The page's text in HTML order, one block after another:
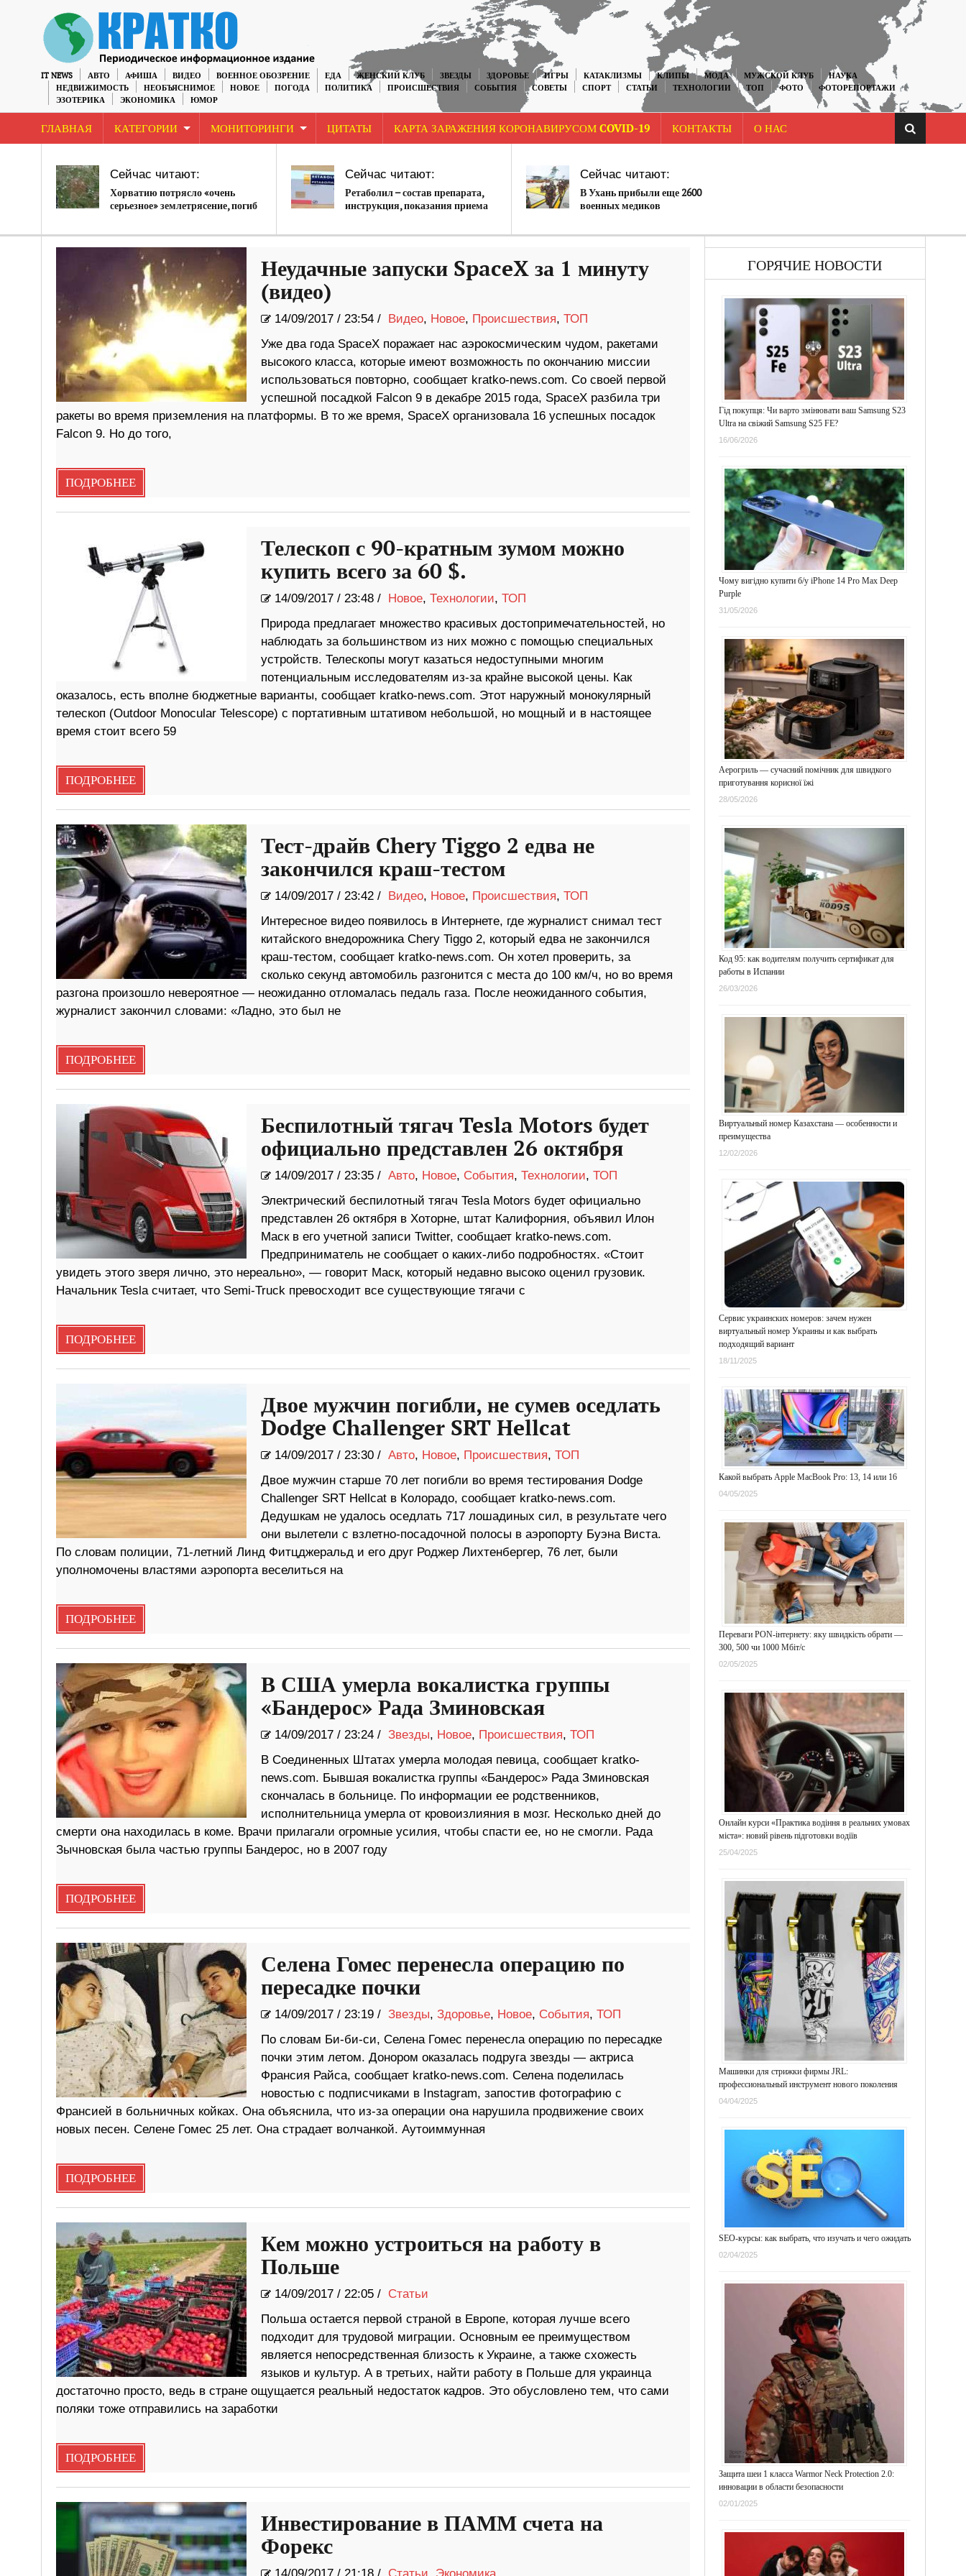
IT NEWS АВТО АФИША ВИДЕО ВОЕННОЕ ОБОЗРЕНИЕ ЕДА ЖЕНСКИЙ КЛУБ ЗВЕЗДЫ ЗДОРОВЬЕ ИГРЫ КАТАКЛИЗМЫ КЛИПЫ МОДА МУЖСКОЙ КЛУБ
НАУКА
НЕДВИЖИМОСТЬ
НЕОБЪЯСНИМОЕ НОВОЕ ПОГОДА ПОЛИТИКА ПРОИСШЕСТВИЯ СОБЫТИЯ СОВЕТЫ СПОРТ СТАТЬИ ТЕХНОЛОГИИ ТОП ФОТО
ФОТОРЕПОРТАЖИ
ЭЗОТЕРИКА
ЭКОНОМИКА ЮМОР
ГЛАВНАЯ КАТЕГОРИИ МОНИТОРИНГИ ЦИТАТЫ КАРТА ЗАРАЖЕНИЯ КОРОНАВИРУСОМ COVID-19 КОНТАКТЫ О НАС
Сейчас читают:
Хорватию потрясло «очень
серьезное» землетрясение, погиб
Сейчас читают:
Ретаболил – состав препарата,
инструкция, показания приема
Сейчас читают:
В Ухань прибыли еще 2600
военных медиков
Неудачные запуски SpaceX за 1 минуту
(видео)
14/09/2017/ 23:54 / Видео, Новое, Происшествия, ТОП
Уже два года SpaceX поражает нас аэрокосмическим чудом, ракетами
высокого класса, которые имеют возможность по окончанию миссии
использоваться повторно, сообщает kratko-news.com. Со своей первой
успешной посадкой Falcon 9 в декабре 2015 года, SpaceX разбила три
ракеты во время приземления на платформы. В то же время, SpaceX организовала 16 успешных посадок
Falcon 9. Но до того,
ПОДРОБНЕЕ
Телескоп с 90-кратным зумом можно
купить всего за 60 $.
14/09/2017/ 23:48 / Новое, Технологии, ТОП
Природа предлагает множество красивых достопримечательностей, но
наблюдать за большинством из них можно с помощью специальных
устройств. Телескопы могут казаться недоступными многим
потенциальным исследователям из-за крайне высокой цены. Как
оказалось, есть вполне бюджетные варианты, сообщает kratko-news.com. Этот наружный монокулярный
телескоп (Outdoor Monocular Telescope) с портативным штативом небольшой, но мощный и в настоящее
время стоит всего 59
ПОДРОБНЕЕ
Тест-драйв Chery Tiggo 2 едва не
закончился краш-тестом
14/09/2017/ 23:42 / Видео, Новое, Происшествия, ТОП
Интересное видео появилось в Интернете, где журналист снимал тест
китайского внедорожника Chery Tiggo 2, который едва не закончился
краш-тестом, сообщает kratko-news.com. Он хотел проверить, за
сколько секунд автомобиль разгонится с места до 100 км/ч, но во время
разгона произошло невероятное — неожиданно отломалась педаль газа. После неожиданного события,
журналист закончил словами: «Ладно, это был не
ПОДРОБНЕЕ
Беспилотный тягач Tesla Motors будет
официально представлен 26 октября
14/09/2017/ 23:35 / Авто, Новое, События, Технологии, ТОП
Электрический беспилотный тягач Tesla Motors будет официально
представлен 26 октября в Хоторне, штат Калифорния, объявил Илон
Маск в его учетной записи Twitter, сообщает kratko-news.com.
Предприниматель не сообщает о каких-либо подробностях. «Стоит
увидеть этого зверя лично, это нереально», — говорит Маск, который недавно высоко оценил грузовик.
Начальник Tesla считает, что Semi-Truck превосходит все существующие тягачи с
ПОДРОБНЕЕ
Двое мужчин погибли, не сумев оседлать
Dodge Challenger SRT Hellcat
14/09/2017/ 23:30 / Авто, Новое, Происшествия, ТОП
Двое мужчин старше 70 лет погибли во время тестирования Dodge
Challenger SRT Hellcat в Колорадо, сообщает kratko-news.com.
Дедушкам не удалось оседлать 717 лошадиных сил, в результате чего
они вылетели с взлетно-посадочной полосы в аэропорту Буэна Виста.
По словам полиции, 71-летний Линд Фитцджеральд и его друг Роджер Лихтенбергер, 76 лет, были
уполномочены властями аэропорта веселиться на
ПОДРОБНЕЕ
В США умерла вокалистка группы
«Бандерос» Рада Зминовская
14/09/2017/ 23:24 / Звезды, Новое, Происшествия, ТОП
В Соединенных Штатах умерла молодая певица, сообщает kratko-
news.com. Бывшая вокалистка группы «Бандерос» Рада Зминовская
скончалась в больнице. По информации ее родственников,
исполнительница умерла от кровоизлияния в мозг. Несколько дней до
смерти она находилась в коме. Врачи прилагали огромные усилия, чтобы спасти ее, но не смогли. Рада
Зычновская была частью группы Бандерос, но в 2007 году
ПОДРОБНЕЕ
Селена Гомес перенесла операцию по
пересадке почки
14/09/2017/ 23:19 / Звезды, Здоровье, Новое, События, ТОП
По словам Би-би-си, Селена Гомес перенесла операцию по пересадке
почки этим летом. Донором оказалась подруга звезды — актриса
Франсия Райса, сообщает kratko-news.com. Селена поделилась
новостью с подписчиками в Instagram, запостив фотографию с
Франсией в больничных койках. Она объяснила, что из-за операции она нарушила продвижение своих
новых песен. Селене Гомес 25 лет. Она страдает волчанкой. Аутоиммунная
ПОДРОБНЕЕ
Кем можно устроиться на работу в
Польше
14/09/2017/ 22:05 / Статьи
Польша остается первой страной в Европе, которая лучше всего
подходит для трудовой миграции. Основным ее преимуществом
является непосредственная близость к Украине, а также схожесть
языков и культур. А в третьих, найти работу в Польше для украинца
достаточно просто, ведь в стране ощущается реальный недостаток кадров. Это обусловлено тем, что сами
поляки тоже отправились на заработки
ПОДРОБНЕЕ
Инвестирование в ПАММ счета на
Форекс
ГОРЯЧИЕ НОВОСТИ
Гід покупця: Чи варто змінювати ваш Samsung S23
Ultra на свіжий Samsung S25 FE?
16/06/2026
Чому вигідно купити б/у iPhone 14 Pro Max Deep
Purple
31/05/2026
Аерогриль — сучасний помічник для швидкого
приготування корисної їжі
28/05/2026
Код 95: как водителям получить сертификат для
работы в Испании
26/03/2026
Виртуальный номер Казахстана — особенности и
преимущества
12/02/2026
Сервис украинских номеров: зачем нужен
виртуальный номер Украины и как выбрать
подходящий вариант
18/11/2025
Какой выбрать Apple MacBook Pro: 13, 14 или 16
04/05/2025
Переваги PON-інтернету: яку швидкість обрати —
300, 500 чи 1000 Мбіт/с
02/05/2025
Онлайн курси «Практика водіння в реальних умовах
міста»: новий рівень підготовки водіїв
25/04/2025
Машинки для стрижки фирмы JRL:
профессиональный инструмент нового поколения
04/04/2025
SEO-курсы: как выбрать, что изучать и чего ожидать
02/04/2025
Защита шеи 1 класса Warmor Neck Protection 2.0:
инновации в области безопасности
02/01/2025